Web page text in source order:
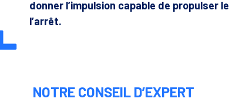
donner l’impulsion capable de propulser
l’arrêt.
NOTRE CONSEIL D’EXPERT